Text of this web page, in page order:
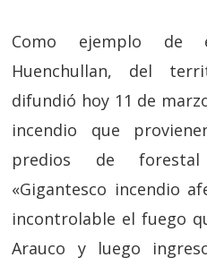
Como ejemplo de
Huenchullan, del
difundió hoy 11 de
incendio que
predios de forestal
«Gigantesco incendio
incontrolable el fuego
Arauco y luego